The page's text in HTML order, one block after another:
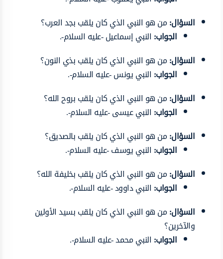
السؤال:من هو النبي الذي كان يلقب بجد العرب؟
الجواب: النبي إسماعيل -عليه السلام-.
السؤال:من هو النبي الذي كان يلقب بذي النون؟
الجواب: النبي يونس -عليه السلام-.
السؤال:من هو النبي الذي كان يلقب بروح الله؟
الجواب: النبي عيسى -عليه السلام-.
السؤال:من هو النبي الذي كان يلقب بالصديق؟
الجواب: النبي يوسف -عليه السلام-.
السؤال:من هو النبي الذي كان يلقب بخليفة الله؟
الجواب: النبي داوود -عليه السلام-.
السؤال:من هو النبي الذي كان يلقب بسيد الأولين
والآخرين؟
الجواب: النبي محمد -عليه السلام-.